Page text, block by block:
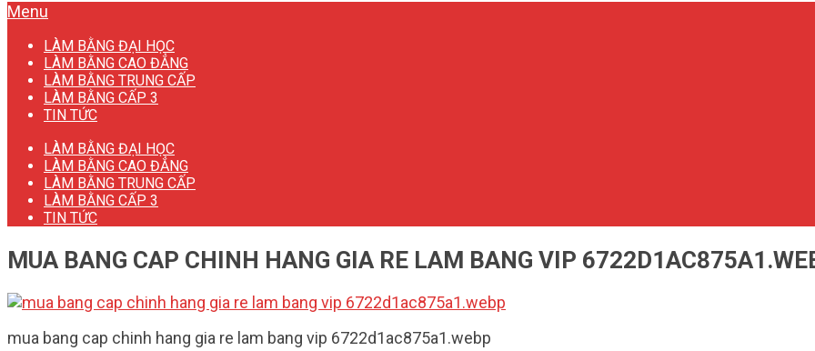
Menu
LÀM BẰNG ĐẠI HỌC
LÀM BẰNG CAO ĐẲNG
LÀM BẰNG TRUNG CẤP
LÀM BẰNG CẤP 3
TIN TỨC
LÀM BẰNG ĐẠI HỌC
LÀM BẰNG CAO ĐẲNG
LÀM BẰNG TRUNG CẤP
LÀM BẰNG CẤP 3
TIN TỨC
MUA BANG CAP CHINH HANG GIA RE LAM BANG VIP
mua bang cap chinh hang gia re lam bang vip 6722d1ac875a1.webp